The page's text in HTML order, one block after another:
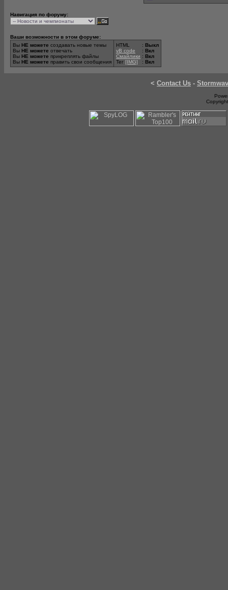
Навигация по форуму:
Ваши возможности в этом форуме:
Вы НЕ можете создавать новые темы
Вы НЕ можете отвечать
Вы НЕ можете прикреплять файлы
Вы НЕ можете править свои сообщения
HTML
vB code
Смайлики
Тег [IMG]
: Выкл
: Вкл
: Вкл
: Вкл
< Contact Us -